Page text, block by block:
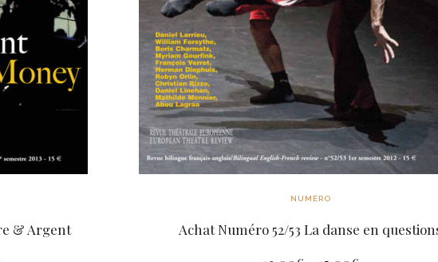
& Argent
NUMÉRO
Achat Numéro 52/53 La danse en